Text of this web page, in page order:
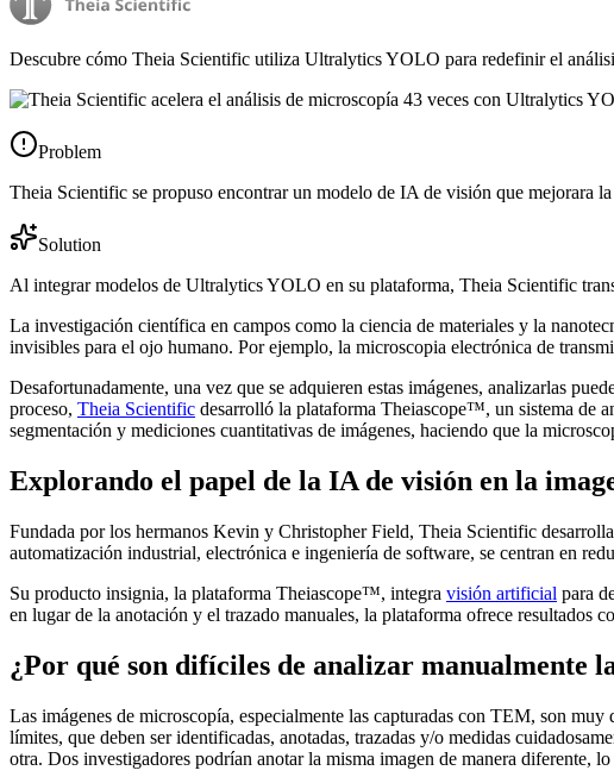
Descubre cómo Theia Scientific utiliza Ultralytics YOLO para redefinir el
Problem
Theia Scientific se propuso encontrar un modelo de IA de visión que mejorara
Solution
Al integrar modelos de Ultralytics YOLO en su plataforma, Theia Scientific
La investigación científica en campos como la ciencia de materiales y la
invisibles para el ojo humano. Por ejemplo, la microscopia electrónica de
Desafortunadamente, una vez que se adquieren estas imágenes, analizarlas
proceso, Theia Scientific desarrolló la plataforma Theiascope™, un sistema de
segmentación y mediciones cuantitativas de imágenes, haciendo que la
Explorando el papel de la IA de visión en la
Fundada por los hermanos Kevin y Christopher Field, Theia Scientific
automatización industrial, electrónica e ingeniería de software, se centran en
Su producto insignia, la plataforma Theiascope™, integra visión artificial para
en lugar de la anotación y el trazado manuales, la plataforma ofrece resultados
¿Por qué son difíciles de analizar manualmente
Las imágenes de microscopía, especialmente las capturadas con TEM, son
límites, que deben ser identificadas, anotadas, trazadas y/o medidas
otra. Dos investigadores podrían anotar la misma imagen de manera diferente,